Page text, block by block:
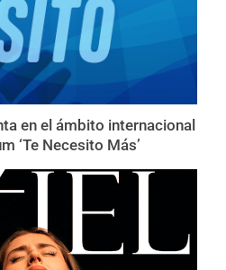
en el ámbito internacional
‘Te Necesito Más’